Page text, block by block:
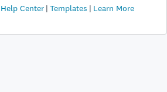
Help Center Templates Learn More